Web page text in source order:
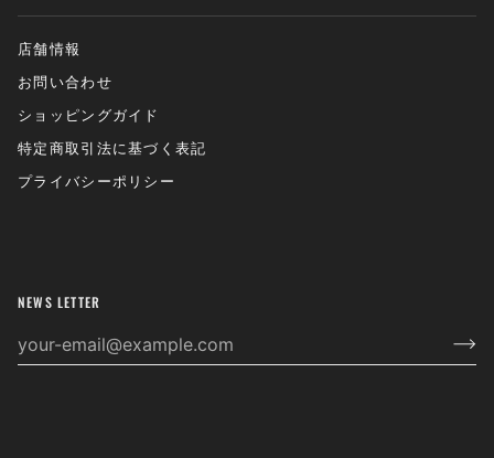
店舗情報
お問い合わせ
ショッピングガイド
特定商取引法に基づく表記
プライバシーポリシー
NEWS LETTER